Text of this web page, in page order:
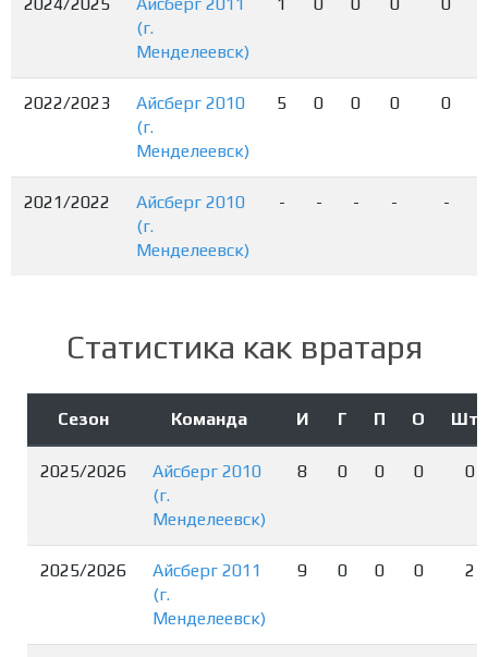
(г.
Менделеевск)
2022/2023
Айсберг 2010
(г.
Менделеевск)
5 0 0 0 0
2021/2022
Айсберг 2010
(г.
Менделеевск)
- - - - -
Статистика как вратаря
Сезон Команда И Г П О Штр
2025/2026
Айсберг 2010
(г.
Менделеевск)
8 0 0 0 0
2025/2026
Айсберг 2011
(г.
Менделеевск)
9 0 0 0 2